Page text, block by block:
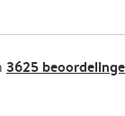
3625